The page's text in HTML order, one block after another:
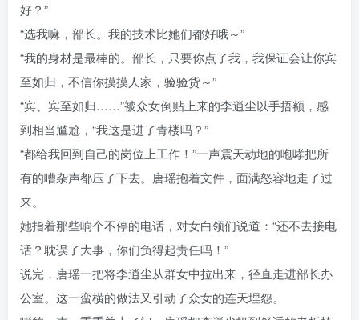
好？”
“选我嘛，部长。我的技术比她们都好哦～”
“我的身材是最棒的。部长，只要你点了我，我保证会让你宾
至如归，不信你摸摸人家，验验货～”
“宾、宾至如归……”被众女倒贴上来的李逍尘以手捂额，感
到相当尴尬，“我这是进了青楼吗？”
“都给我回到自己的岗位上工作！”一声震天动地的咆哮把所
有的嘈杂声都压了下去。唐瑶抱着文件，面满怒容地走了过
来。
她指着那些响个不停的电话，对女白领们说道：“还不去接电
话？耽误了大事，你们负得起责任吗！”
说完，唐瑶一把将李逍尘从群女中拉出来，径直走进部长办
公室。这一蛮横的做法又引动了众女的连天埋怨。